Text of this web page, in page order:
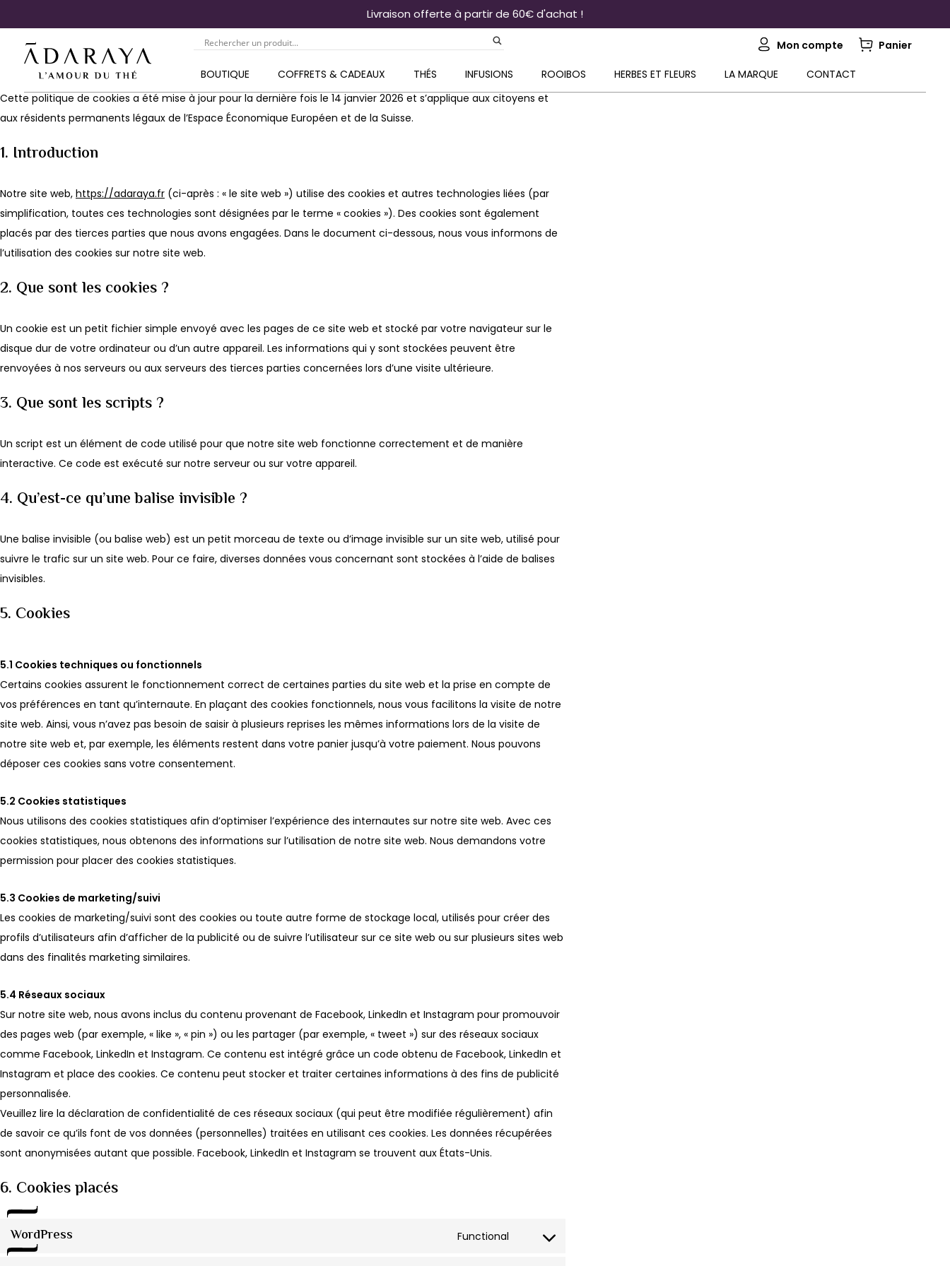
Livraison offerte à partir de 60€ d'achat !
Mon compte Panier
BOUTIQUE COFFRETS & CADEAUX THÉS INFUSIONS ROOIBOS HERBES ET FLEURS LA MARQUE
CONTACT
Cette politique de cookies a été mise à jour pour la dernière fois le 14 janvier 2026 et s’applique aux citoyens et
aux résidents permanents légaux de l’Espace Économique Européen et de la Suisse.
1. Introduction
Notre site web, https://adaraya.fr (ci-après : « le site web ») utilise des cookies et autres technologies liées (par
simplification, toutes ces technologies sont désignées par le terme « cookies »). Des cookies sont également
placés par des tierces parties que nous avons engagées. Dans le document ci-dessous, nous vous informons de
l’utilisation des cookies sur notre site web.
2. Que sont les cookies ?
Un cookie est un petit fichier simple envoyé avec les pages de ce site web et stocké par votre navigateur sur le
disque dur de votre ordinateur ou d’un autre appareil. Les informations qui y sont stockées peuvent être
renvoyées à nos serveurs ou aux serveurs des tierces parties concernées lors d’une visite ultérieure.
3. Que sont les scripts ?
Un script est un élément de code utilisé pour que notre site web fonctionne correctement et de manière
interactive. Ce code est exécuté sur notre serveur ou sur votre appareil.
4. Qu’est-ce qu’une balise invisible ?
Une balise invisible (ou balise web) est un petit morceau de texte ou d’image invisible sur un site web, utilisé pour
suivre le trafic sur un site web. Pour ce faire, diverses données vous concernant sont stockées à l’aide de balises
invisibles.
5. Cookies
5.1 Cookies techniques ou fonctionnels
Certains cookies assurent le fonctionnement correct de certaines parties du site web et la prise en compte de
vos préférences en tant qu’internaute. En plaçant des cookies fonctionnels, nous vous facilitons la visite de notre
site web. Ainsi, vous n’avez pas besoin de saisir à plusieurs reprises les mêmes informations lors de la visite de
notre site web et, par exemple, les éléments restent dans votre panier jusqu’à votre paiement. Nous pouvons
déposer ces cookies sans votre consentement.
5.2 Cookies statistiques
Nous utilisons des cookies statistiques afin d’optimiser l’expérience des internautes sur notre site web. Avec ces
cookies statistiques, nous obtenons des informations sur l’utilisation de notre site web. Nous demandons votre
permission pour placer des cookies statistiques.
5.3 Cookies de marketing/suivi
Les cookies de marketing/suivi sont des cookies ou toute autre forme de stockage local, utilisés pour créer des
profils d’utilisateurs afin d’afficher de la publicité ou de suivre l’utilisateur sur ce site web ou sur plusieurs sites web
dans des finalités marketing similaires.
5.4 Réseaux sociaux
Sur notre site web, nous avons inclus du contenu provenant de Facebook, LinkedIn et Instagram pour promouvoir
des pages web (par exemple, « like », « pin ») ou les partager (par exemple, « tweet ») sur des réseaux sociaux
comme Facebook, LinkedIn et Instagram. Ce contenu est intégré grâce un code obtenu de Facebook, LinkedIn et
Instagram et place des cookies. Ce contenu peut stocker et traiter certaines informations à des fins de publicité
personnalisée.
Veuillez lire la déclaration de confidentialité de ces réseaux sociaux (qui peut être modifiée régulièrement) afin
de savoir ce qu’ils font de vos données (personnelles) traitées en utilisant ces cookies. Les données récupérées
sont anonymisées autant que possible. Facebook, LinkedIn et Instagram se trouvent aux États-Unis.
6. Cookies placés
WordPress Functional
Consent